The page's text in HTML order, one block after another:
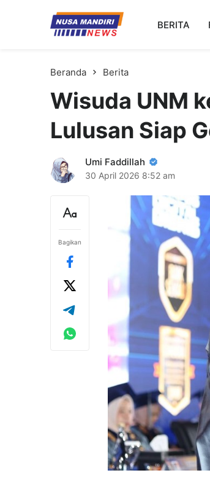
Kampus Digital
Universitas Nusa Mandiri
BERITA
Beranda Berita
Wisuda UNM
Lulusan Siap
Umi Faddillah
30 April 2026 8:52 am
Bagikan